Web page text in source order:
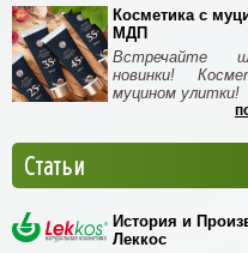
Косметика с
МДП
Встречайте
новинки!
муцином улитки!
Статьи
История и
Леккос